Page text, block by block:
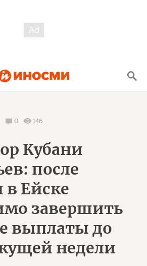
0 146
Кубани
после
в Ейске
завершить
выплаты до
недели